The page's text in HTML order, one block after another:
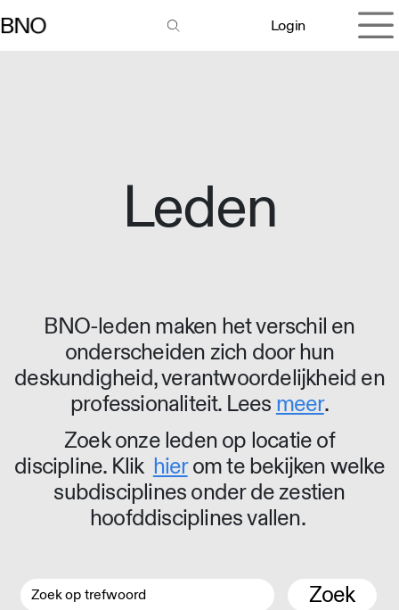
Login
Leden
BNO-leden maken het verschil en
onderscheiden zich door hun
deskundigheid, verantwoordelijkheid en
professionaliteit. Lees meer.
Zoek onze leden op locatie of
discipline. Klik hierom te bekijken welke
subdisciplines onder de zestien
hoofddisciplines vallen.
Zoek